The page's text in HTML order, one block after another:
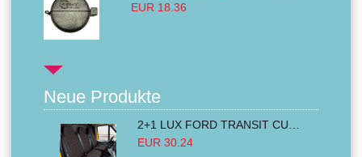
EUR 18.36
Neue Produkte
2+1 LUX FORD TRANSIT CUSTOM 2000-2014 MK6 MK7 Sitzbezüge Kleinbus Lieferwagen Van Schwarz Rot Textil
EUR 30.24